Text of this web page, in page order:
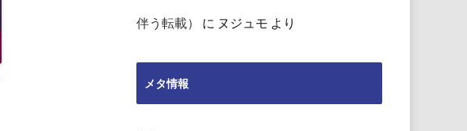
伴う転載） に ヌジュモ より
メタ情報